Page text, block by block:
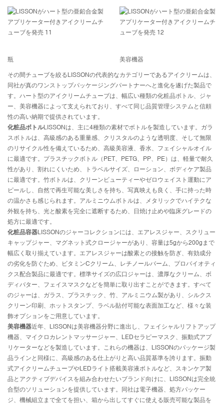
瓶 美容機器
その間チューブを絞るLISSONの代表的なカテゴリーであるアイクリームは、
同社が真のワンストップパッケージングパートナーへと進化を遂げた製品で
す。ハート型のアイクリームチューブは、幅広い種類の化粧品ボトル、ジャ
ー、美容機器によって支えられており、すべて同じ品質管理システムと信頼
性の高い納期で提供されています。
化粧品ボトルLISSONは、主に4種類の素材でボトルを製造しています。ガラ
スボトルは、高級感のある重量感、クリスタルのような透明度、そして無限
のリサイクル性を備えているため、高級美容液、香水、フェイシャルオイル
に最適です。プラスチックボトル（PET、PETG、PP、PE）は、軽量で耐久
性があり、割れにくいため、トラベルサイズ、ローション、ボディケア製品
に最適です。竹ボトルは、クリーンビューティーやゼロウェイスト運動にア
ピールし、自然で再生可能な美しさを持ち、写真映えも良く、手に持った時
の温かさも感じられます。アルミニウムボトルは、メタリックでハイテクな
外観を持ち、光と酸素を完全に遮断するため、日焼け止めや臨床グレードの
処方に最適です。
化粧品容器LISSONのジャーコレクションには、エアレスジャー、スクリュー
キャップジャー、マグネット式クロージャーがあり、容量は5gから200gまで
幅広く取り揃えています。エアレスジャーは酸素との接触を防ぎ、有効成分
の劣化を防ぐため、ビタミンCクリーム、レチノールバーム、プロバイオティ
クス配合製品に最適です。標準サイズの広口ジャーは、濃厚なクリーム、ボ
ディバター、フェイスマスクなどを簡単に取り出すことができます。すべて
のジャーは、ガラス、プラスチック、竹、アルミニウム製があり、シルクス
クリーン印刷、ホットスタンプ、ラベル貼付可能な表面加工など、様々な装
飾オプションをご用意しています。
美容機器近年、LISSONは美容機器分野に進出し、フェイシャルリフトアップ
機器、マイクロカレントマッサージャー、LEDセラピーマスク、振動式アプ
リケーターなどを製造しています。これらの機器は、LISSONのパッケージ製
品ラインと同様に、高級感のある仕上がりと高い品質基準を誇ります。振動
式アイクリームチューブやLEDライト搭載美容液ボトルなど、スキンケア製
品とアクティブデバイスを組み合わせたいブランド向けに、LISSONは完全統
合型のソリューションを提供しています。同社は電子機器、処方パッケー
ジ、機械組立まで全てを担い、箱から出してすぐに使える販売可能な製品を